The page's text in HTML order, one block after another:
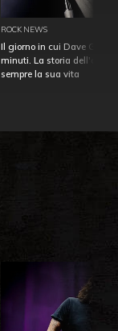
ROCK NEWS
Il giorno in cui Dave
minuti. La storia
sempre la sua vita